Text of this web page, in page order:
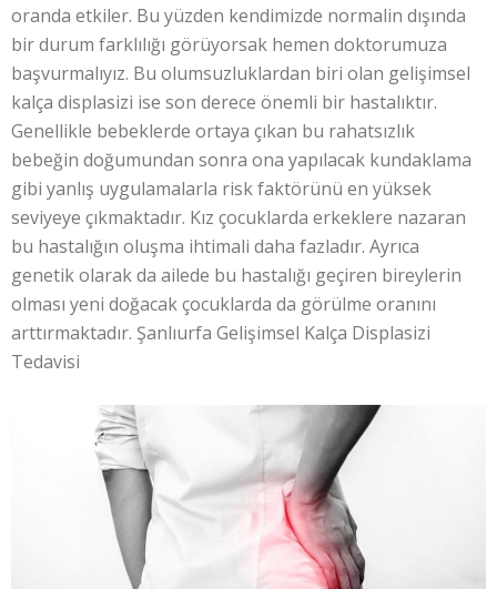
oranda etkiler. Bu yüzden kendimizde normalin dışında
bir durum farklılığı görüyorsak hemen doktorumuza
başvurmalıyız. Bu olumsuzluklardan biri olan gelişimsel
kalça displasizi ise son derece önemli bir hastalıktır.
Genellikle bebeklerde ortaya çıkan bu rahatsızlık
bebeğin doğumundan sonra ona yapılacak kundaklama
gibi yanlış uygulamalarla risk faktörünü en yüksek
seviyeye çıkmaktadır. Kız çocuklarda erkeklere nazaran
bu hastalığın oluşma ihtimali daha fazladır. Ayrıca
genetik olarak da ailede bu hastalığı geçiren bireylerin
olması yeni doğacak çocuklarda da görülme oranını
arttırmaktadır. Şanlıurfa Gelişimsel Kalça Displasizi
Tedavisi